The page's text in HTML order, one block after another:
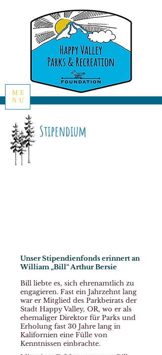
ME
NU
Stipendium
Unser Stipendienfonds erinnert an
William „Bill“ Arthur Bersie
Bill liebte es, sich ehrenamtlich zu
engagieren. Fast ein Jahrzehnt lang
war er Mitglied des Parkbeirats der
Stadt Happy Valley, OR, wo er als
ehemaliger Direktor für Parks und
Erholung fast 30 Jahre lang in
Kalifornien eine Fülle von
Kenntnissen einbrachte.